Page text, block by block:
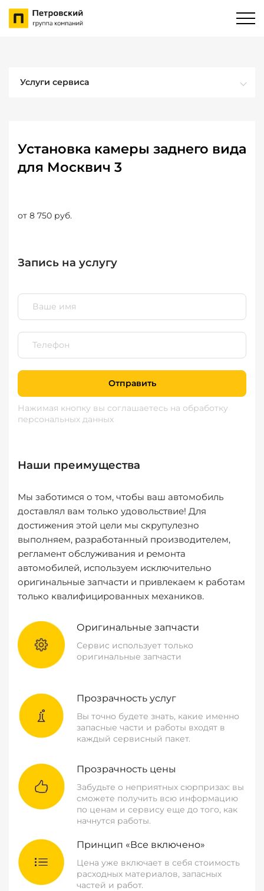
Услуги сервиса
Установка камеры заднего вида
для Москвич 3
от 8 750 руб.
Запись на услугу
Отправить
Нажимая кнопку вы соглашаетесь на обработку
персональных данных
Наши преимущества
Мы заботимся о том, чтобы ваш автомобиль
доставлял вам только удовольствие! Для
достижения этой цели мы скрупулезно
выполняем, разработанный производителем,
регламент обслуживания и ремонта
автомобилей, используем исключительно
оригинальные запчасти и привлекаем к работам
только квалифицированных механиков.
Оригинальные запчасти
Сервис использует только
оригинальные запчасти
Прозрачность услуг
Вы точно будете знать, какие именно
запасные части и работы входят в
каждый сервисный пакет.
Прозрачность цены
Забудьте о неприятных сюрпризах: вы
сможете получить всю информацию
по ценам и сервису еще до того, как
начнутся работы.
Принцип «Все включено»
Цена уже включает в себя стоимость
расходных материалов, запасных
частей и работ.